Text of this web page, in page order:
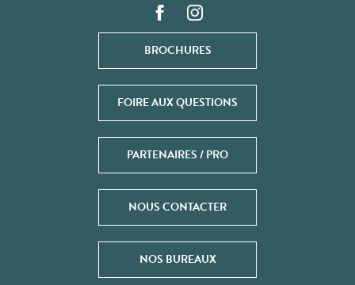
BROCHURES
FOIRE AUX QUESTIONS
PARTENAIRES / PRO
NOUS CONTACTER
NOS BUREAUX